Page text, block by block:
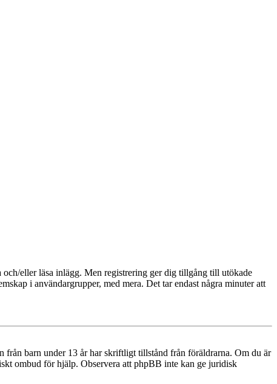
och/eller läsa inlägg. Men registrering ger dig tillgång till utökade
i användargrupper, med mera. Det tar endast några minuter att
barn under 13 år har skriftligt tillstånd från föräldrarna. Om du är
ombud för hjälp. Observera att phpBB inte kan ge juridisk